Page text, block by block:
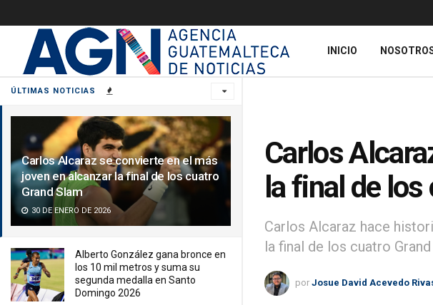
ÚLTIMAS NOTICIAS
Carlos Alcaraz se convierte en el más
joven en alcanzar la final de los cuatro
Grand Slam
30 DE ENERO DE 2026
Alberto González gana bronce en
los 10 mil metros y suma su
segunda medalla en Santo
Domingo 2026
INICIO
Carlos
la final de
Carlos Alcaraz hace
la final de los cuatro Grand
por Josue David Acevedo